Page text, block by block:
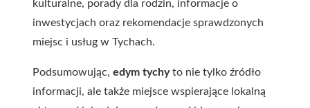
kulturalne, porady dla rodzin, informacje o
inwestycjach oraz rekomendacje sprawdzonych
miejsc i usług w Tychach.
Podsumowując, edym tychyto nie tylko źródło
informacji, ale także miejsce wspierające lokalną